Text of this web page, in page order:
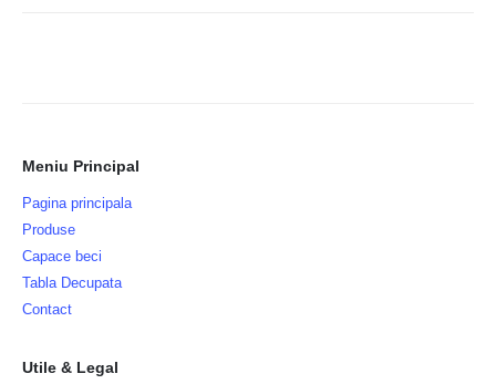
Meniu Principal
Pagina principala
Produse
Capace beci
Tabla Decupata
Contact
Utile & Legal